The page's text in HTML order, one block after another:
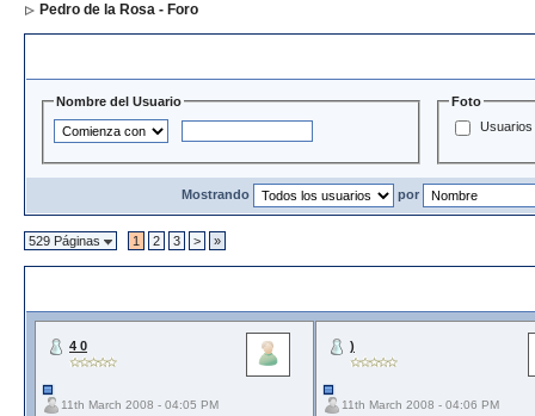
Pedro de la Rosa - Foro
Nombre del Usuario
Foto
Usuarios
Mostrando por
529 Páginas 1 2 3 > »
4 0
11th March 2008 - 04:05 PM
)
11th March 2008 - 04:06 PM